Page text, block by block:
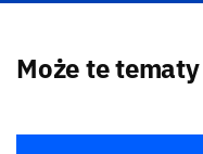
Może te